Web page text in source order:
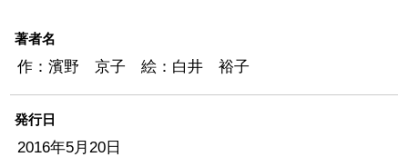
著者名
作：濱野 京子 絵：白井 裕子
発行日
2016年5月20日